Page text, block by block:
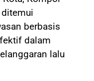
berbasis
dalam
lalu